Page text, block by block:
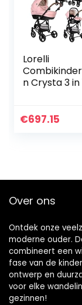
Lorelli
n Crysta 3 in
sportstoel,
€697.15
Over ons
Ontdek onze
moderne ouder.
combineert een
fase van de
ontwerp en
voor elke
gezinnen!